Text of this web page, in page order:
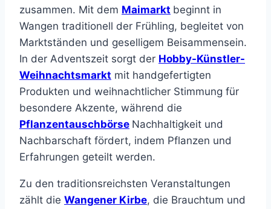
zusammen. Mit dem Maimarkt beginnt in
Wangen traditionell der Frühling, begleitet von
Marktständen und geselligem Beisammensein.
In der Adventszeit sorgt der Hobby-Künstler-
Weihnachtsmarkt mit handgefertigten
Produkten und weihnachtlicher Stimmung für
besondere Akzente, während die
Pflanzentauschbörse Nachhaltigkeit und
Nachbarschaft fördert, indem Pflanzen und
Erfahrungen geteilt werden.
Zu den traditionsreichsten Veranstaltungen
zählt die Wangener Kirbe, die Brauchtum und